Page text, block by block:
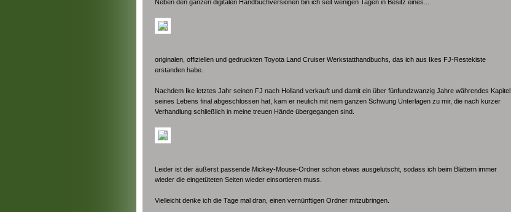
Neben den ganzen digitalen Handbuchversionen bin ich seit wenigen Tagen in Besitz eines...
originalen, offiziellen und gedruckten Toyota Land Cruiser Werkstatthandbuchs, das ich aus Ikes FJ-Restekiste
erstanden habe.
Nachdem Ike letztes Jahr seinen FJ nach Holland verkauft und damit ein über fünfundzwanzig Jahre währendes Kapitel
seines Lebens final abgeschlossen hat, kam er neulich mit nem ganzen Schwung Unterlagen zu mir, die nach kurzer
Verhandlung schließlich in meine treuen Hände übergegangen sind.
Leider ist der äußerst passende Mickey-Mouse-Ordner schon etwas ausgelutscht, sodass ich beim Blättern immer
wieder die eingetüteten Seiten wieder einsortieren muss.
Vielleicht denke ich die Tage mal dran, einen vernünftigen Ordner mitzubringen.